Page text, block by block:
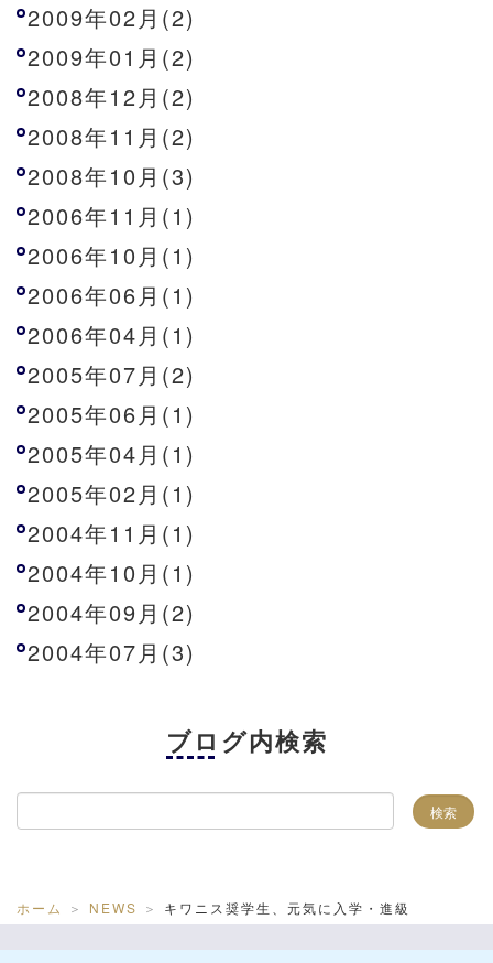
2009年02月(2)
2009年01月(2)
2008年12月(2)
2008年11月(2)
2008年10月(3)
2006年11月(1)
2006年10月(1)
2006年06月(1)
2006年04月(1)
2005年07月(2)
2005年06月(1)
2005年04月(1)
2005年02月(1)
2004年11月(1)
2004年10月(1)
2004年09月(2)
2004年07月(3)
ブログ内検索
ホーム NEWS キワニス奨学生、元気に入学・進級